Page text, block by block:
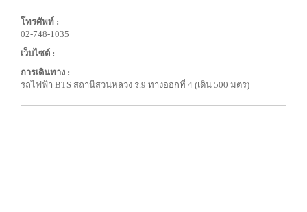
โทรศัพท์ :
02-748-1035
เว็บไซต์ :
การเดินทาง :
รถไฟฟ้า BTS สถานีสวนหลวง ร.9 ทางออกที่ 4 (เดิน 500 มตร)